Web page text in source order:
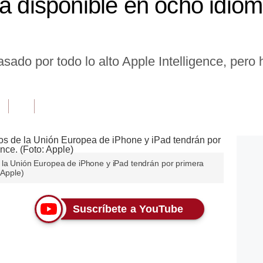
disponible en ocho
por todo lo alto Apple Intelligence, pero
Unión Europea de iPhone y iPad tendrán por primera
Suscríbete a YouTube